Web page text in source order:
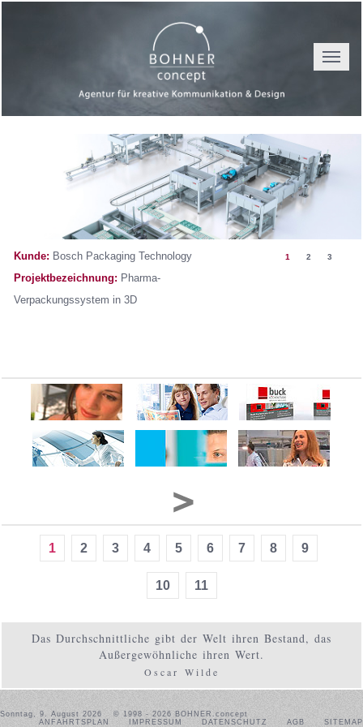
Toggle
1 2 3
Kunde: Bosch Packaging Technology
Projektbezeichnung: Pharma-
Verpackungssystem in 3D
1 2 3 4 5 6 7 8 9
10 11
Das Durchschnittliche gibt der Welt ihren Bestand, das
Außergewöhnliche ihren Wert.
Oscar Wilde
Sonntag, 9. August 2026
© 1998 - 2026 BOHNER.concept
ANFAHRTSPLAN
IMPRESSUM DATENSCHUTZ AGB SITEMAP